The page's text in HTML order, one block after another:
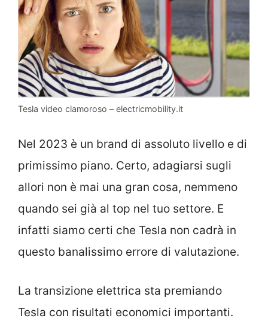
Tesla video clamoroso – electricmobility.it
Nel 2023 è un brand di assoluto livello e di
primissimo piano. Certo, adagiarsi sugli
allori non è mai una gran cosa, nemmeno
quando sei già al top nel tuo settore. E
infatti siamo certi che Tesla non cadrà in
questo banalissimo errore di valutazione.
La transizione elettrica sta premiando
Tesla con risultati economici importanti.